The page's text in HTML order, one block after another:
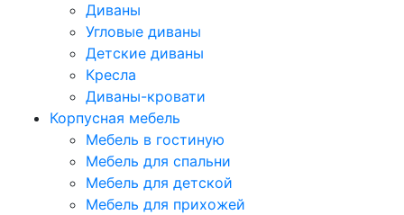
Диваны
Угловые диваны
Детские диваны
Кресла
Диваны-кровати
Корпусная мебель
Мебель в гостиную
Мебель для спальни
Мебель для детской
Мебель для прихожей